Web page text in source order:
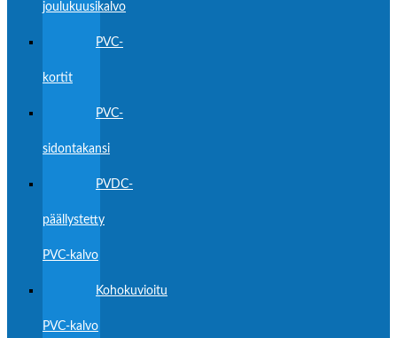
joulukuusikalvo
PVC-
kortit
PVC-
sidontakansi
PVDC-
päällystetty
PVC-kalvo
Kohokuvioitu
PVC-kalvo